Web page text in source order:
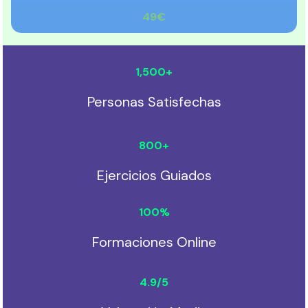
49€
Personas Satisfechas
1,500+
Ejercicios Guiados
800+
Formaciones Online
100%
4.9/5